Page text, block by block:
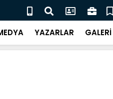
Kekiği İçin Tarihi
BaşladıYAZARLAR GALERİ